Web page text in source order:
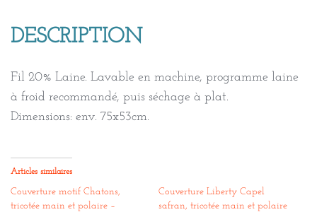
-DESCRIPTION
Fil 20% Laine. Lavable en machine, programme laine
à froid recommandé, puis séchage à plat.
Dimensions: env. 75x53cm.
Articles similaires
Couverture motif Chatons,
tricotée main et polaire –
Couverture Liberty Capel
safran, tricotée main et polaire